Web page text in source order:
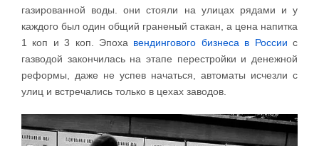
газированной воды. они стояли на улицах рядами и у
каждого был один общий граненый стакан, а цена напитка
1 коп и 3 коп. Эпоха вендингового бизнеса в России с
газводой закончилась на этапе перестройки и денежной
реформы, даже не успев начаться, автоматы исчезли с
улиц и встречались только в цехах заводов.